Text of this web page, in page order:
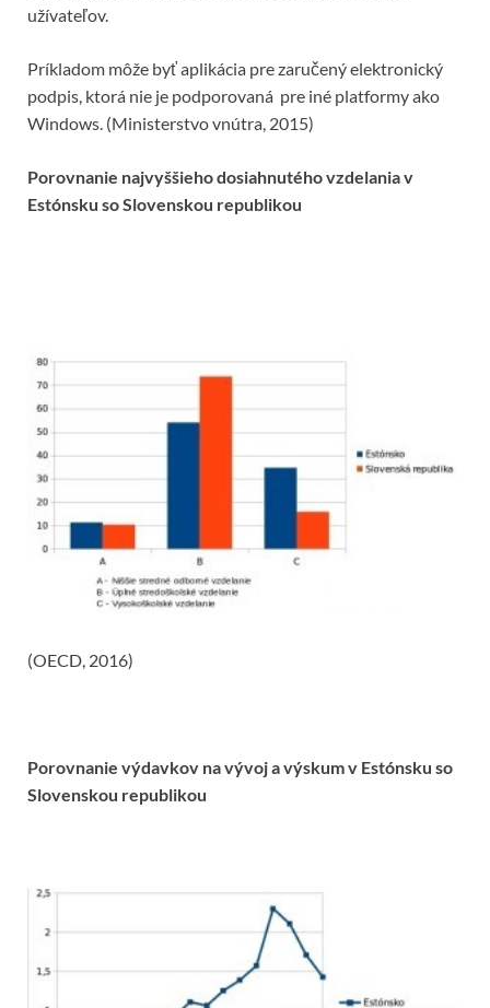
užívateľov.
Príkladom môže byť aplikácia pre zaručený elektronický
podpis, ktorá nie je podporovaná pre iné platformy ako
Windows. (Ministerstvo vnútra, 2015)
Porovnanie najvyššieho dosiahnutého vzdelania v
Estónsku so Slovenskou republikou
(OECD, 2016)
Porovnanie výdavkov na vývoj a výskum v Estónsku so
Slovenskou republikou